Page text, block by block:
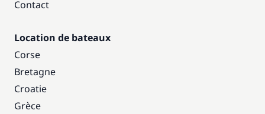
Contact
Location de bateaux
Corse
Bretagne
Croatie
Grèce